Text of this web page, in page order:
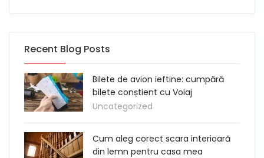
Recent Blog Posts
Bilete de avion ieftine: cumpără
bilete conștient cu Voiaj
Uncategorized
Cum aleg corect scara interioară
din lemn pentru casa mea